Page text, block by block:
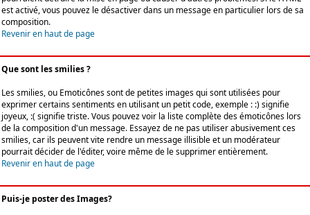
est activé, vous pouvez le désactiver dans un message en particulier lors de sa
composition.
Revenir en haut de page
Que sont les smilies ?
Les smilies, ou Emoticônes sont de petites images qui sont utilisées pour
exprimer certains sentiments en utilisant un petit code, exemple : :) signifie
joyeux, :( signifie triste. Vous pouvez voir la liste complète des émoticônes lors
de la composition d'un message. Essayez de ne pas utiliser abusivement ces
smilies, car ils peuvent vite rendre un message illisible et un modérateur
pourrait décider de l'éditer, voire même de le supprimer entièrement.
Revenir en haut de page
Puis-je poster des Images?